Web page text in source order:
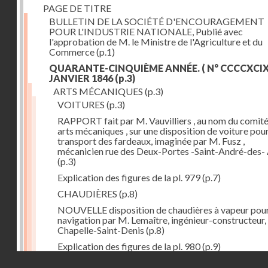
PAGE DE TITRE
BULLETIN DE LA SOCIÉTÉ D'ENCOURAGEMENT
POUR L'INDUSTRIE NATIONALE, Publié avec
l'approbation de M. le Ministre de l'Agriculture et du
Commerce(p.1)
QUARANTE-CINQUIÈME ANNÉE. ( N°
JANVIER 1846(p.3)
ARTS MÉCANIQUES (p.3)
VOITURES (p.3)
RAPPORT fait par M. Vauvilliers , au nom du
arts mécaniques , sur une disposition de voiture
transport des fardeaux, imaginée par M. Fusz ,
mécanicien rue des Deux-Portes -Saint-André-des-
(p.3)
Explication des figures de la pl. 979(p.7)
CHAUDIÈRES (p.8)
NOUVELLE disposition de chaudières à vapeur
navigation par M. Lemaître, ingénieur-constructeur,
Chapelle-Saint-Denis (p.8)
Explication des figures de la pl. 980(p.9)